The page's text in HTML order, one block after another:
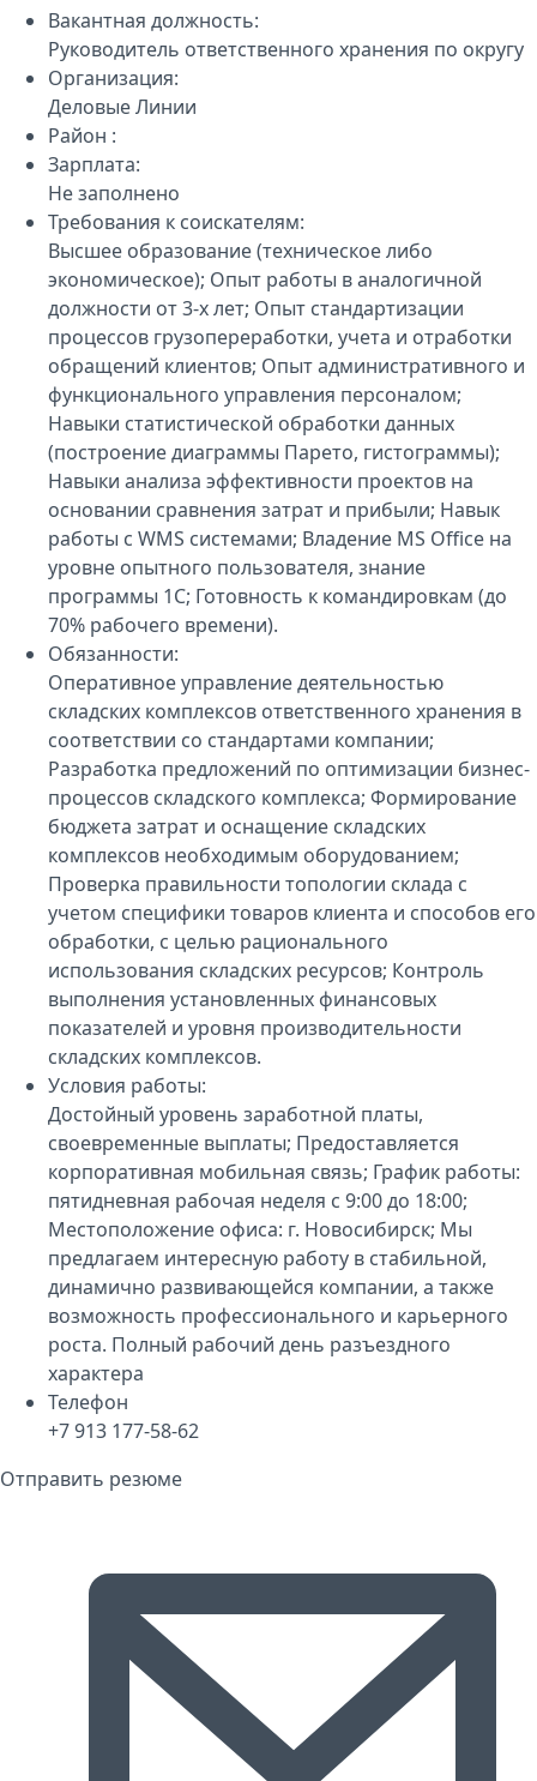
Вакантная должность:
Руководитель ответственного хранения по округу
Организация:
Деловые Линии
Район :
Зарплата:
Не заполнено
Требования к соискателям:
Высшее образование (техническое либо
экономическое); Опыт работы в аналогичной
должности от 3-х лет; Опыт стандартизации
процессов грузопереработки, учета и отработки
обращений клиентов; Опыт административного и
функционального управления персоналом;
Навыки статистической обработки данных
(построение диаграммы Парето, гистограммы);
Навыки анализа эффективности проектов на
основании сравнения затрат и прибыли; Навык
работы с WMS системами; Владение MS Office на
уровне опытного пользователя, знание
программы 1С; Готовность к командировкам (до
70% рабочего времени).
Обязанности:
Оперативное управление деятельностью
складских комплексов ответственного хранения в
соответствии со стандартами компании;
Разработка предложений по оптимизации бизнес-
процессов складского комплекса; Формирование
бюджета затрат и оснащение складских
комплексов необходимым оборудованием;
Проверка правильности топологии склада с
учетом специфики товаров клиента и способов его
обработки, с целью рационального
использования складских ресурсов; Контроль
выполнения установленных финансовых
показателей и уровня производительности
складских комплексов.
Условия работы:
Достойный уровень заработной платы,
своевременные выплаты; Предоставляется
корпоративная мобильная связь; График работы:
пятидневная рабочая неделя с 9:00 до 18:00;
Местоположение офиса: г. Новосибирск; Мы
предлагаем интересную работу в стабильной,
динамично развивающейся компании, а также
возможность профессионального и карьерного
роста. Полный рабочий день разъездного
характера
Телефон
+7 913 177-58-62
Отправить резюме